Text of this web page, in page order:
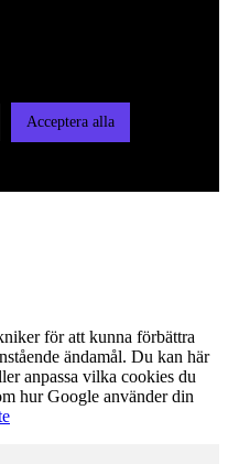
Acceptera alla
för att kunna förbättra
ändamål. Du kan här
anpassa vilka cookies du
hur Google använder din